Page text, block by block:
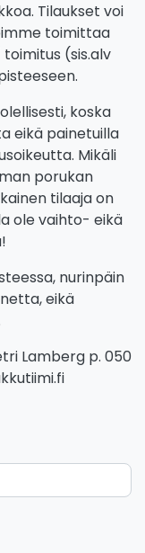
Tilaukset voi
toimittaa
(sis.alv
koska
eikä painetuilla
Mikäli
porukan
tilaaja on
ole vaihto- eikä
nurinpäin
eikä
Lamberg p. 050